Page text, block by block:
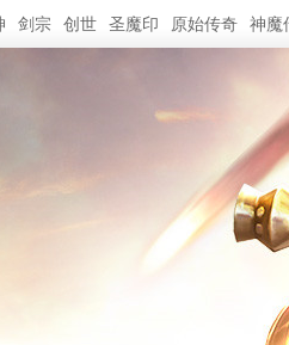
剑宗 创世 圣魔印 原始传奇 神魔